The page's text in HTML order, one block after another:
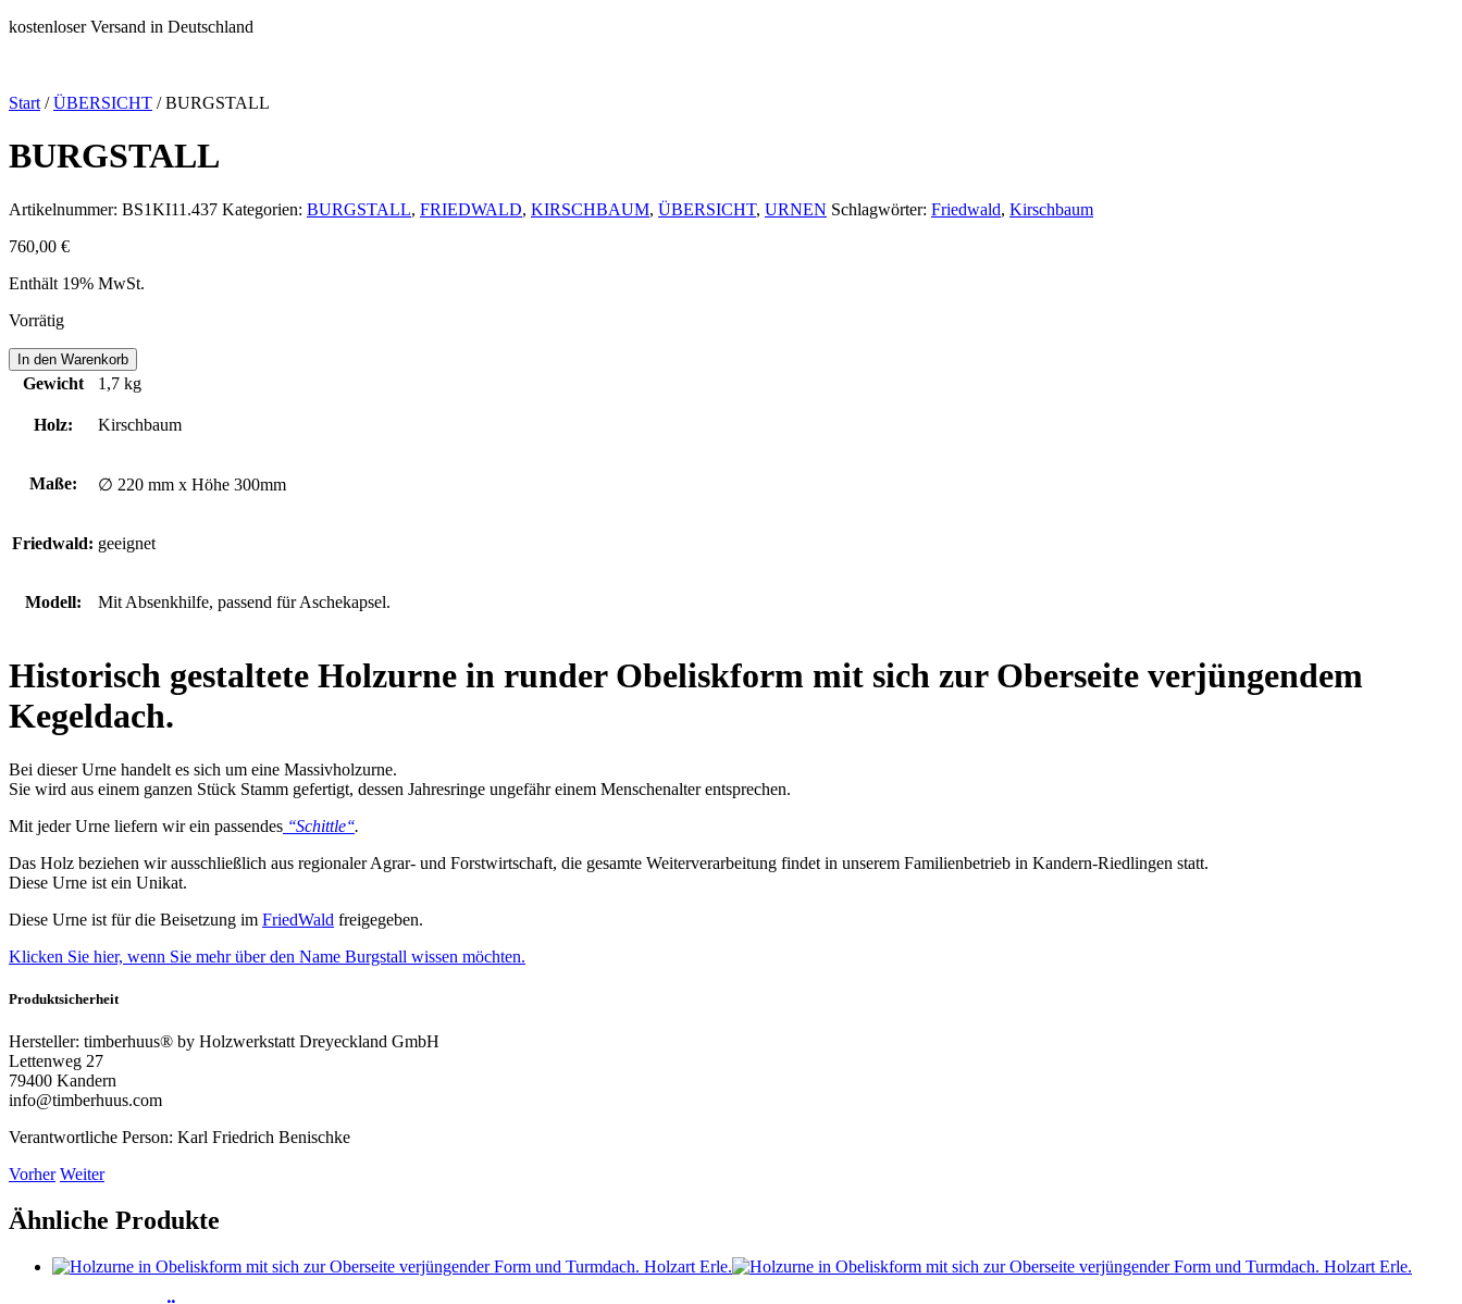
kostenloser Versand in Deutschland
Start /ÜBERSICHT / BURGSTALL
BURGSTALL
Artikelnummer: BS1KI11.437 Kategorien: BURGSTALL, FRIEDWALD, KIRSCHBAUM, ÜBERSICHT, URNEN Schlagwörter: Friedwald, Kirschbaum
760,00 €
Enthält 19% MwSt.
Vorrätig
BURGSTALL
Menge
In den Warenkorb
Gewicht 1,7 kg
Holz: Kirschbaum
Maße: ∅ 220 mm x Höhe 300mm
Friedwald: geeignet
Modell: Mit Absenkhilfe, passend für Aschekapsel.
Historisch gestaltete Holzurne in runder Obeliskform mit sich zur Oberseite verjüngendem
Kegeldach.
Bei dieser Urne handelt es sich um eine Massivholzurne.
Sie wird aus einem ganzen Stück Stamm gefertigt, dessen Jahresringe ungefähr einem Menschenalter entsprechen.
Mit jeder Urne liefern wir ein passendes ‘‘Schittle‘‘.
Das Holz beziehen wir ausschließlich aus regionaler Agrar- und Forstwirtschaft, die gesamte Weiterverarbeitung findet in unserem Familienbetrieb in Kandern-Riedlingen statt.
Diese Urne ist ein Unikat.
Diese Urne ist für die Beisetzung im FriedWald freigegeben.
Klicken Sie hier, wenn Sie mehr über den Name Burgstall wissen möchten.
Produktsicherheit
Hersteller: timberhuus® by Holzwerkstatt Dreyeckland GmbH
Lettenweg 27
79400 Kandern
info@timberhuus.com
Verantwortliche Person: Karl Friedrich Benischke
Vorher Weiter
Ähnliche Produkte